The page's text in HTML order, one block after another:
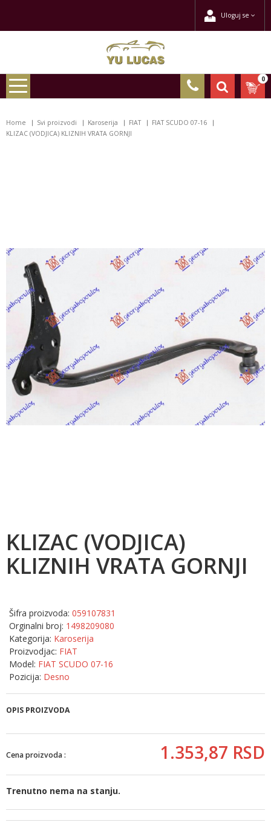
Uloguj se
0
Home Svi proizvodi Karoserija FIAT
FIAT SCUDO 07-16
KLIZAC (VODJICA) KLIZNIH VRATA GORNJI
KLIZAC (VODJICA)
KLIZNIH VRATA GORNJI
Šifra proizvoda: 059107831
Orginalni broj: 1498209080
Kategorija: Karoserija
Proizvodjac: FIAT
Model: FIAT SCUDO 07-16
Pozicija: Desno
OPIS PROIZVODA
Cena proizvoda : 1.353,87 RSD
Trenutno nema na stanju.